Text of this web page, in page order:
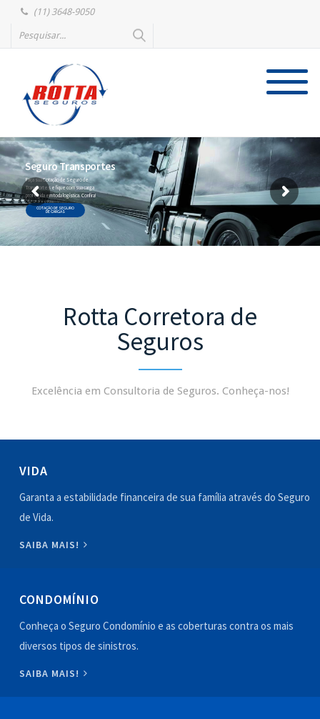
(11) 3648-9050
Seguro Transportes
Faça sua Cotação de Seguro de
Transportes e fique com sua carga
protegida em toda logística. Confira!
COTAÇÃO DE SEGURO
DE CARGAS
Rotta Corretora de
Seguros
Excelência em Consultoria de Seguros. Conheça-nos!
VIDA
Garanta a estabilidade financeira de sua família através do Seguro
de Vida.
SAIBA MAIS!
CONDOMÍNIO
Conheça o Seguro Condomínio e as coberturas contra os mais
diversos tipos de sinistros.
SAIBA MAIS!